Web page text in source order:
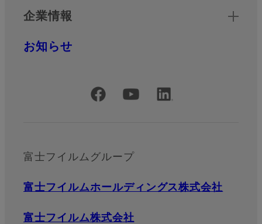
企業情報
お知らせ
公式SNSアカウント
富士フイルムグループ
富士フイルムホールディングス株式会社
富士フイルム株式会社